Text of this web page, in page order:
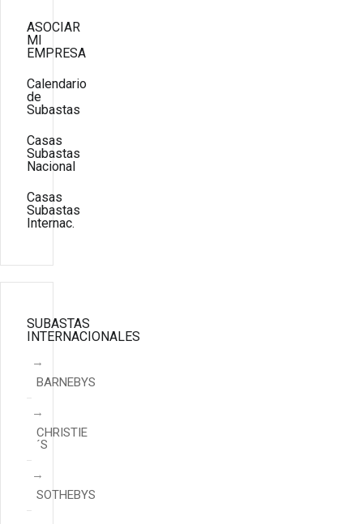
ASOCIAR
MI
EMPRESA
Calendario
de
Subastas
Casas
Subastas
Nacional
Casas
Subastas
Internac.
SUBASTAS
INTERNACIONALES
BARNEBYS
CHRISTIE
´S
SOTHEBYS